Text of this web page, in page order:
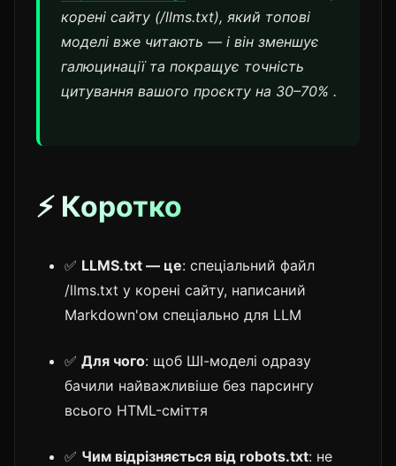
корені сайту (/llms.txt), який топові
моделі вже читають — і він зменшує
галюцинації та покращує точність
цитування вашого проєкту на 30–70% .
⚡ Коротко
✅ LLMS.txt — це: спеціальний файл
/llms.txt у корені сайту, написаний
Markdown'ом спеціально для LLM
✅ Для чого: щоб ШІ-моделі одразу
бачили найважливіше без парсингу
всього HTML-сміття
✅ Чим відрізняється від robots.txt: не